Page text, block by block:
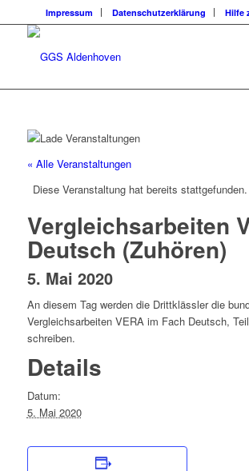
Impressum Datenschutzerklärung Hilfe
« Alle Veranstaltungen
Diese Veranstaltung hat bereits stattgefunden.
Vergleichsarbeiten
Deutsch (Zuhören)
5. Mai 2020
An diesem Tag werden die Drittklässler die
Vergleichsarbeiten VERA im Fach Deutsch,
schreiben.
Details
Datum:
5. Mai 2020